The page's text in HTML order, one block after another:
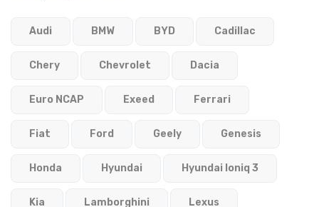
Audi BMW BYD Cadillac
Chery Chevrolet Dacia
Euro NCAP Exeed Ferrari
Fiat Ford Geely Genesis
Honda Hyundai Hyundai Ioniq 3
Kia Lamborghini Lexus